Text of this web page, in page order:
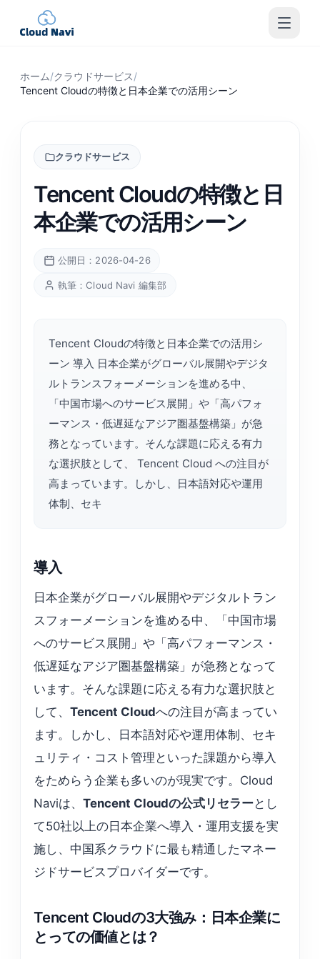
ホーム/クラウドサービス/
Tencent Cloudの特徴と日本企業での活用シーン
クラウドサービス
Tencent Cloudの特徴と日
本企業での活用シーン
公開日：2026-04-26
執筆：Cloud Navi 編集部
Tencent Cloudの特徴と日本企業での活用シ
ーン 導入 日本企業がグローバル展開やデジタ
ルトランスフォーメーションを進める中、
「中国市場へのサービス展開」や「高パフォ
ーマンス・低遅延なアジア圏基盤構築」が急
務となっています。そんな課題に応える有力
な選択肢として、 Tencent Cloud への注目が
高まっています。しかし、日本語対応や運用
体制、セキ
導入
日本企業がグローバル展開やデジタルトラン
スフォーメーションを進める中、「中国市場
へのサービス展開」や「高パフォーマンス・
低遅延なアジア圏基盤構築」が急務となって
います。そんな課題に応える有力な選択肢と
して、Tencent Cloudへの注目が高まってい
ます。しかし、日本語対応や運用体制、セキ
ュリティ・コスト管理といった課題から導入
をためらう企業も多いのが現実です。Cloud
Naviは、Tencent Cloudの公式リセラーとし
て50社以上の日本企業へ導入・運用支援を実
施し、中国系クラウドに最も精通したマネー
ジドサービスプロバイダーです。
Tencent Cloudの3大強み：日本企業に
とっての価値とは？